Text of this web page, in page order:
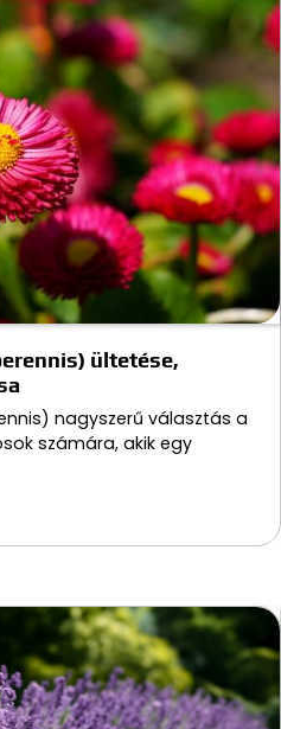
ültetése,
nagyszerű választás a
számára, akik egy